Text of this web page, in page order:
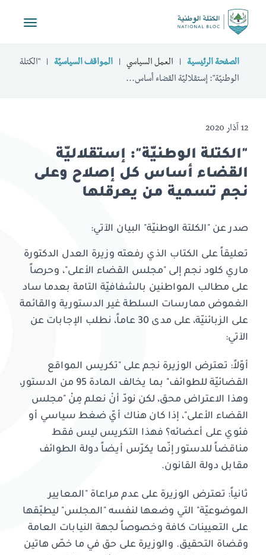
Toggle
الصفحة الرئيسية العمل السياسي المواقف السياسيّة
"الكتلة
الوطنيّة": إستقلاليّة القضاء أساس...
12 آذار 2020
"الكتلة الوطنيّة": إستقلاليّة
القضاء أساس كل إصلاح وعلى
نجم تسمية من يعرقلها
صدر عن "الكلتة الوطنيّة" البيان الآتي:
تعليقاً على الكتاب الذي رفعته وزيرة العدل الدكتورة
ماري كلود نجم إلى "مجلس القضاء الأعلى"، وحرصاً
على مطالب المواطنين بالشفافيّة التامة بعدما ساد
الغموض ممارسات السلطة غير الدستورية والقائمة
على الزبائنيّة، على مدى 30 عاماً، نطلب الإجابات عن
الآتي:
أوّلاً: تعترض الوزيرة نجم على "تكريس المواقع
القضائيّة للطوائف" بما يخالف المادة 95 من الدستور،
وهذا الاعتراض محق، لكن نودّ أنْ نعلم مِنْ "مجلس
القضاء الأعلى"، إذا كان هناك أيّ ضغط سياسي أو
فئوي على أعضائه؟ فهذا التكريس ليس فقط
مناقضاً للدستور إنّما يكرّس أيضاً دولة الطوائف
مقابل دولة القانون.
ثانياً: تعترض الوزيرة على عدم مراعاة "المعايير
الموضوعيّة" التي وضعها لنفسه "المجلس" ليطبّقها
على التعيينات كافة وخصوصاً لجهة النيابات العامة
وقضاة التحقيق. والوزيرة على حق في ما خصّ هاتين